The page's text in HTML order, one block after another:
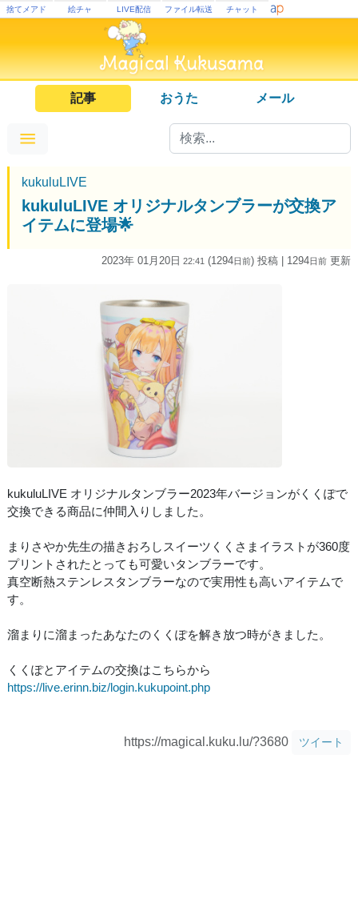
捨てメアド 絵チャ LIVE配信 ファイル転送 チャット
記事 おうた メール
kukuluLIVE
kukuluLIVE オリジナルタンブラーが交換ア
イテムに登場🌟
2023年 01月20日 22:41 (1294日前) 投稿 | 1294日前 更新
kukuluLIVE オリジナルタンブラー2023年バージョンがくくぽで
交換できる商品に仲間入りしました。
まりさやか先生の描きおろしスイーツくくさまイラストが360度
プリントされたとっても可愛いタンブラーです。
真空断熱ステンレスタンブラーなので実用性も高いアイテムで
す。
溜まりに溜まったあなたのくくぽを解き放つ時がきました。
くくぽとアイテムの交換はこちらから
https://live.erinn.biz/login.kukupoint.php
https://magical.kuku.lu/?3680 ツイート